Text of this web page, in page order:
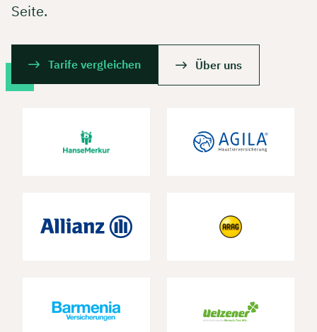
Seite.
Tarife vergleichen Über uns